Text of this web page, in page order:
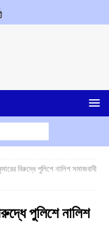
বিরুদ্ধে পুলিশে নালিশ সমাজবাদী
পুলিশে নালিশ